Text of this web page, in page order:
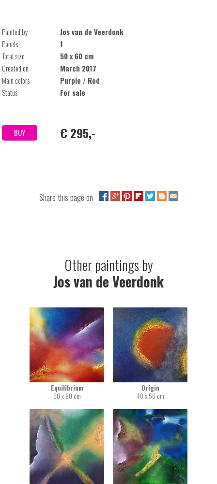
Painted by
Jos van de Veerdonk
Panels
1
Total size
50 x 60 cm
Created on
March 2017
Main colors
Purple / Red
Status
For sale
BUY € 295,-
Share this page on
Other paintings by
Jos van de Veerdonk
Equilibrium
60 x 80 cm
Origin
40 x 50 cm